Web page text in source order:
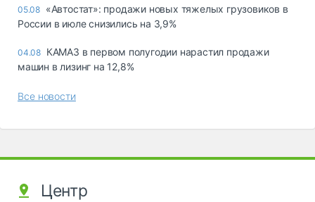
05.08 «Автостат»: продажи новых тяжелых грузовиков в
России в июле снизились на 3,9%
04.08 КАМАЗ в первом полугодии нарастил продажи
машин в лизинг на 12,8%
Все новости
Центр